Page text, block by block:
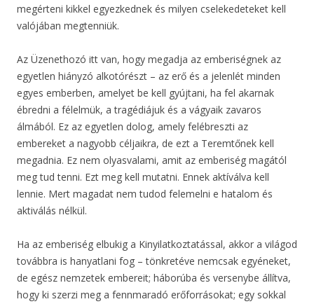
megérteni kikkel egyezkednek és milyen cselekedeteket kell
valójában megtenniük.
Az Üzenethozó itt van, hogy megadja az emberiségnek az
egyetlen hiányzó alkotórészt – az erő és a jelenlét minden
egyes emberben, amelyet be kell gyújtani, ha fel akarnak
ébredni a félelmük, a tragédiájuk és a vágyaik zavaros
álmából. Ez az egyetlen dolog, amely felébreszti az
embereket a nagyobb céljaikra, de ezt a Teremtőnek kell
megadnia. Ez nem olyasvalami, amit az emberiség magától
meg tud tenni. Ezt meg kell mutatni. Ennek aktíválva kell
lennie. Mert magadat nem tudod felemelni e hatalom és
aktiválás nélkül.
Ha az emberiség elbukig a Kinyilatkoztatással, akkor a világod
továbbra is hanyatlani fog – tönkretéve nemcsak egyéneket,
de egész nemzetek embereit; háborúba és versenybe állítva,
hogy ki szerzi meg a fennmaradó erőforrásokat; egy sokkal